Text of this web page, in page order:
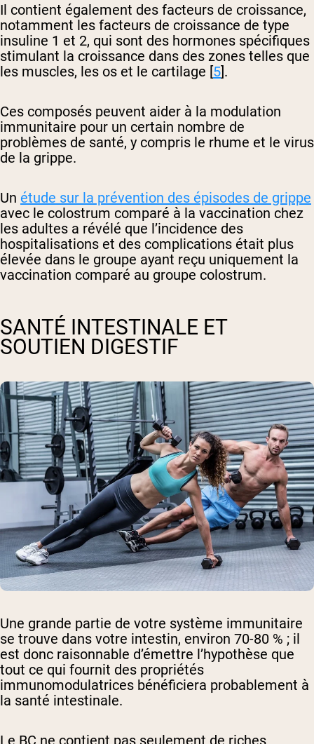
Il contient également des facteurs de croissance,
notamment les facteurs de croissance de type
insuline 1 et 2, qui sont des hormones spécifiques
stimulant la croissance dans des zones telles que
les muscles, les os et le cartilage [5].
Ces composés peuvent aider à la modulation
immunitaire pour un certain nombre de
problèmes de santé, y compris le rhume et le virus
de la grippe.
Un étude sur la prévention des épisodes de grippe
avec le colostrum comparé à la vaccination chez
les adultes a révélé que l’incidence des
hospitalisations et des complications était plus
élevée dans le groupe ayant reçu uniquement la
vaccination comparé au groupe colostrum.
SANTÉ INTESTINALE ET
SOUTIEN DIGESTIF
Une grande partie de votre système immunitaire
se trouve dans votre intestin, environ 70-80 % ; il
est donc raisonnable d’émettre l’hypothèse que
tout ce qui fournit des propriétés
immunomodulatrices bénéficiera probablement à
la santé intestinale.
Le BC ne contient pas seulement de riches